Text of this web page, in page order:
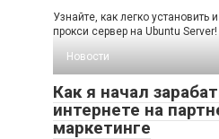
Узнайте, как легко установить
прокси сервер на Ubuntu
Новости
Как я начал
интернете на
маркетинге